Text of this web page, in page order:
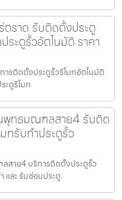
ตราด รับติดตั้งประตู
ระตูรั้วอัตโนมัติ ราคา
ารติดตั้งประตูรั้วรีโมทอัตโนมัติ
ะตูรีโมท
พุทธมณฑลสาย4 รับติด
ทรับทำประตูรั้ว
สาย4 บริการติดตั้งประตูรั้ว
และ รับซ่อมประตู